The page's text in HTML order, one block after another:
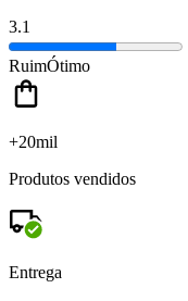
3.1
RuimÓtimo
+20mil
Produtos vendidos
Entrega